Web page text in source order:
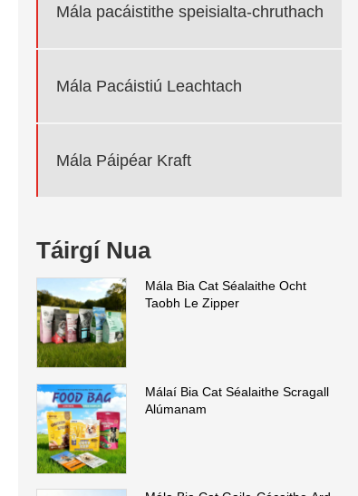
Mála pacáistithe speisialta-chruthach
Mála Pacáistiú Leachtach
Mála Páipéar Kraft
Táirgí Nua
Mála Bia Cat Séalaithe Ocht
Taobh Le Zipper
Málaí Bia Cat Séalaithe Scragall
Alúmanam